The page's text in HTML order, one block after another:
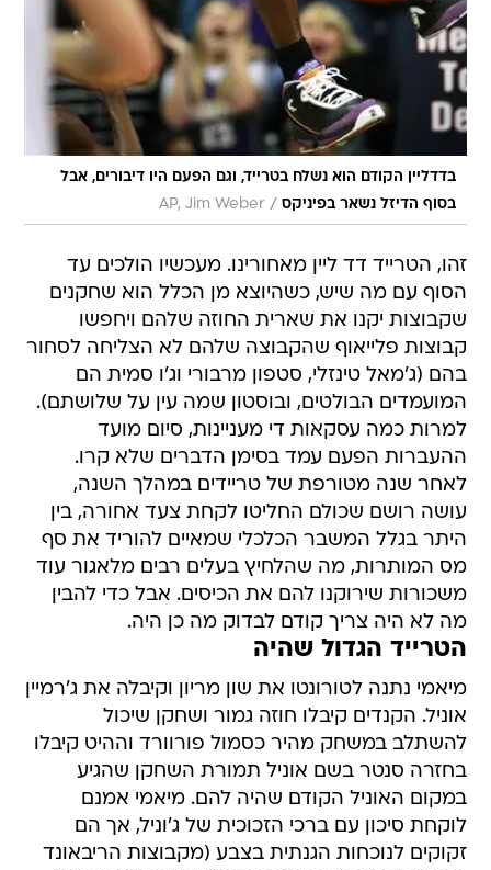
בדדליין הקודם הוא נשלח בטרייד, וגם הפעם היו דיבורים, אבל
בסוף הדיזל נשאר בפיניקס /
AP, Jim Weber
זהו, הטרייד דד ליין מאחורינו. מעכשיו הולכים עד
הסוף עם מה שיש, כשהיוצא מן הכלל הוא שחקנים
שקבוצות יקנו את שארית החוזה שלהם ויחפשו
קבוצות פלייאוף שהקבוצה שלהם לא הצליחה לסחור
בהם (ג'מאל טינזלי, סטפון מרבורי וג'ו סמית הם
המועמדים הבולטים, ובוסטון שמה עין על שלושתם).
למרות כמה עסקאות די מעניינות, סיום מועד
ההעברות הפעם עמד בסימן הדברים שלא קרו.
לאחר שנה מטורפת של טריידים במהלך השנה,
עושה רושם שכולם החליטו לקחת צעד אחורה, בין
היתר בגלל המשבר הכלכלי שמאיים להוריד את סף
מס המותרות, מה שהלחיץ בעלים רבים מלאגור עוד
משכורות שירוקנו להם את הכיסים. אבל כדי להבין
מה לא היה צריך קודם לבדוק מה כן היה.
הטרייד הגדול שהיה
מיאמי נתנה לטורונטו את שון מריון וקיבלה את ג'רמיין
אוניל. הקנדים קיבלו חוזה גמור ושחקן שיכול
להשתלב במשחק מהיר כסמול פורוורד וההיט קיבלו
בחזרה סנטר בשם אוניל תמורת השחקן שהגיע
במקום האוניל הקודם שהיה להם. מיאמי אמנם
לוקחת סיכון עם ברכי הזכוכית של ג'וניל, אך הם
זקוקים לנוכחות הגנתית בצבע (מקבוצות הריבאונד